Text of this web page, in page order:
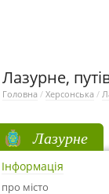
Лазурне,
Головна / Херсонська /
Лазурне
Інформація
про місто